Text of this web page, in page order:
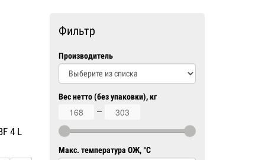
Фильтр
Производитель
Вес нетто (без упаковки), кг
168 303
Макс. температура ОЖ, °C
4 L